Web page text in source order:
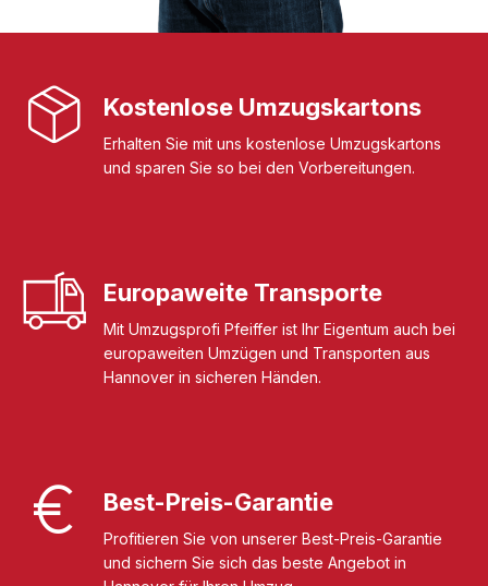
Kostenlose Umzugskartons
Erhalten Sie mit uns kostenlose Umzugskartons
und sparen Sie so bei den Vorbereitungen.
Europaweite Transporte
Mit Umzugsprofi Pfeiffer ist Ihr Eigentum auch bei
europaweiten Umzügen und Transporten aus
Hannover in sicheren Händen.
Best-Preis-Garantie
Profitieren Sie von unserer Best-Preis-Garantie
und sichern Sie sich das beste Angebot in